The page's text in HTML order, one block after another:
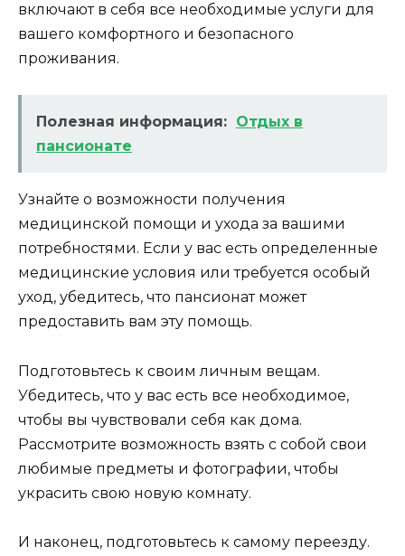
включают в себя все необходимые услуги для
вашего комфортного и безопасного
проживания.
Полезная информация: Отдых в
пансионате
Узнайте о возможности получения
медицинской помощи и ухода за вашими
потребностями. Если у вас есть определенные
медицинские условия или требуется особый
уход, убедитесь, что пансионат может
предоставить вам эту помощь.
Подготовьтесь к своим личным вещам.
Убедитесь, что у вас есть все необходимое,
чтобы вы чувствовали себя как дома.
Рассмотрите возможность взять с собой свои
любимые предметы и фотографии, чтобы
украсить свою новую комнату.
И наконец, подготовьтесь к самому переезду.